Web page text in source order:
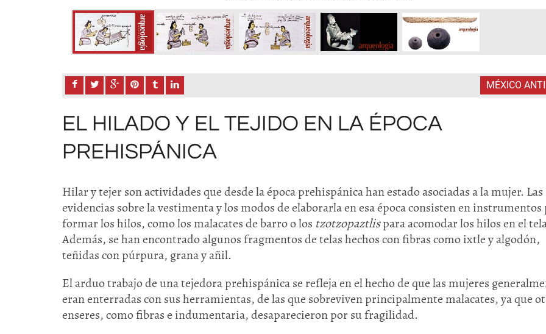
MÉXICO
EL HILADO Y EL TEJIDO EN LA ÉPOCA
PREHISPÁNICA
Hilar y tejer son actividades que desde la época prehispánica han estado asociadas a la mujer. Las
evidencias sobre la vestimenta y los modos de elaborarla en esa época consisten en instrumentos
formar los hilos, como los malacates de barro o los tzotzopaztlispara acomodar los hilos en el
Además, se han encontrado algunos fragmentos de telas hechos con fibras como ixtle y algodón,
teñidas con púrpura, grana y añil.
El arduo trabajo de una tejedora prehispánica se refleja en el hecho de que las mujeres
eran enterradas con sus herramientas, de las que sobreviven principalmente malacates, ya que
enseres, como fibras e indumentaria, desaparecieron por su fragilidad.